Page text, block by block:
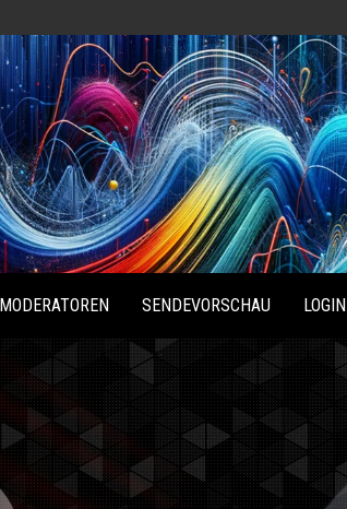
MODERATOREN SENDEVORSCHAU LOGIN